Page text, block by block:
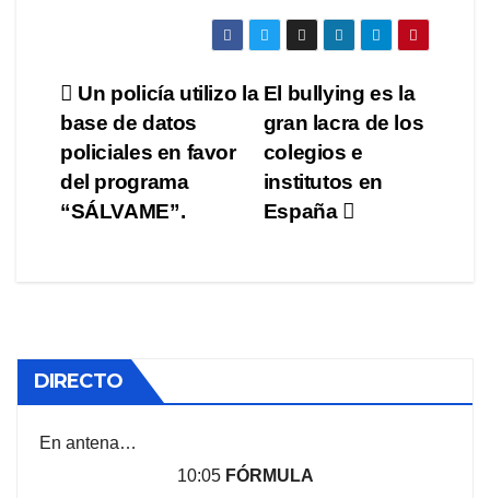
Navegación
de
entradas
El bullying es la
gran lacra de los
colegios e
institutos en
España
Un policía utilizo la
base de datos
policiales en favor
del programa
“SÁLVAME”.
DIRECTO
En antena…
10:05 FÓRMULA